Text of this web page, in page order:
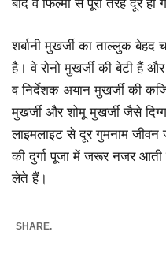
बाद वे फिल्मों से पूरी तरह दूर हो
शर्बानी मुखर्जी का ताल्लुक बेहद
है। वे रोनो मुखर्जी की बेटी हैं
व निर्देशक अयान मुखर्जी की
मुखर्जी और शोमू मुखर्जी जैसे
लाइमलाइट से दूर गुमनाम जीवन
की दुर्गापूजा में जरूर नजर आती
लेते हैं।
SHARE.